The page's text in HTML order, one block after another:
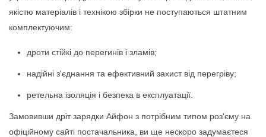
якістю матеріалів і технікою збірки не поступаються штатним
комплектуючим:
дроти стійкі до перегинів і зламів;
надійні з'єднання та ефективний захист від перегріву;
ретельна ізоляція і безпека в експлуатації.
Замовивши дріт зарядки Айфон з потрібним типом роз'єму на
офіційному сайті постачальника, ви ще нескоро задумаєтеся